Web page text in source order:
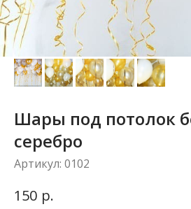
Шары под потолок
серебро
Артикул: 0102
150 р.